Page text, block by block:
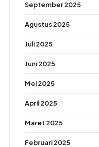
September 2025
Agustus 2025
Juli 2025
Juni 2025
Mei 2025
April 2025
Maret 2025
Februari 2025